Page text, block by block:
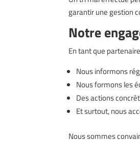
garantir une gestion
Notre
En tant que
Nous informons
Nous formons les
Des actions
Et surtout, nous
Nous sommes